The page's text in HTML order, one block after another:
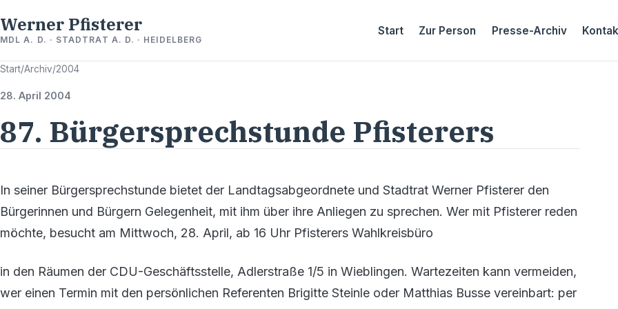
Werner Pfisterer
MDL A. D. · STADTRAT A. D. · HEIDELBERG
Start Zur Person Presse-Archiv
Start/Archiv/2004
28. April 2004
87. Bürgersprechstunde Pfisterers
In seiner Bürgersprechstunde bietet der Landtagsabgeordnete und Stadtrat Werner Pfisterer den
Bürgerinnen und Bürgern Gelegenheit, mit ihm über ihre Anliegen zu sprechen. Wer mit Pfisterer reden
möchte, besucht am Mittwoch, 28. April, ab 16 Uhr Pfisterers Wahlkreisbüro
in den Räumen der CDU-Geschäftsstelle, Adlerstraße 1/5 in Wieblingen. Wartezeiten kann vermeiden,
wer einen Termin mit den persönlichen Referenten Brigitte Steinle oder Matthias Busse vereinbart: per